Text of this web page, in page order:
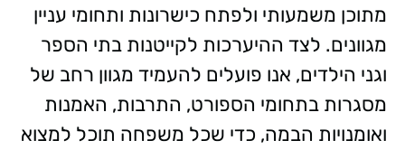
מתוכן משמעותי ולפתח כישרונות ותחומי עניין
מגוונים. לצד ההיערכות לקייטנות בתי הספר
וגני הילדים, אנו פועלים להעמיד מגוון רחב של
מסגרות בתחומי הספורט, התרבות, האמנות
ואומנויות הבמה, כדי שכל משפחה תוכל למצוא